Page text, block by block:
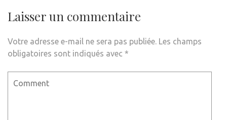
Laisser un commentaire
Votre adresse e-mail ne sera pas publiée. Les champs
obligatoires sont indiqués avec *